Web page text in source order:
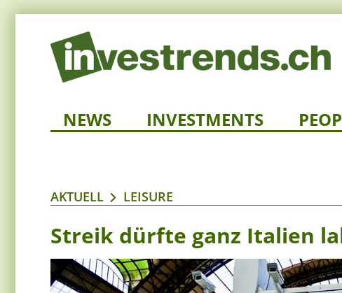
NEWS INVESTMENTS
AKTUELL LEISURE
Streik dürfte ganz Italien